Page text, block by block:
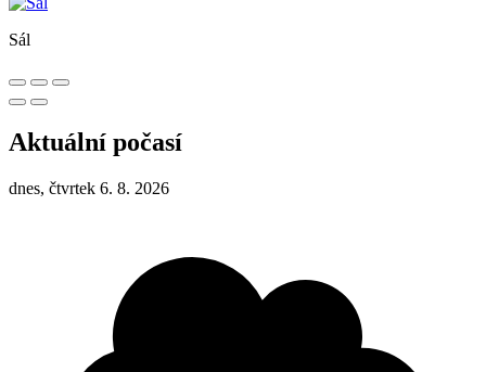
Sál
Aktuální počasí
dnes, čtvrtek 6. 8. 2026